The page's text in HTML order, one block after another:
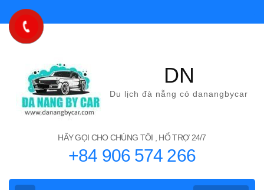
to
content
DN
Du lịch đà nẵng có danangbycar
HÃY GỌI CHO CHÚNG TÔI , HỔ TRỢ 24/7
+84 906 574 266